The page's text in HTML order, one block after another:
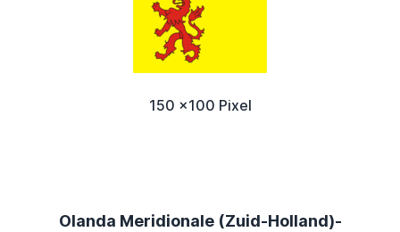
150 x100 Pixel
Olanda Meridionale (Zuid-Holland)-